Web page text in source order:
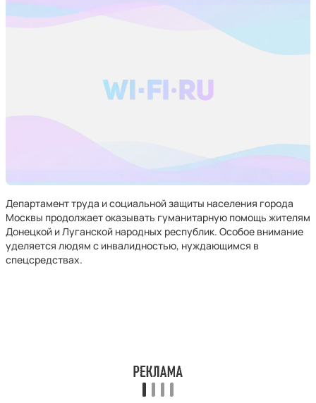
Департамент труда и социальной защиты населения города
Москвы продолжает оказывать гуманитарную помощь жителям
Донецкой и Луганской народных республик. Особое внимание
уделяется людям с инвалидностью, нуждающимся в
спецсредствах.